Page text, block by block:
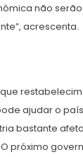
não
acrescenta.
ajudar o
bastante
próximo